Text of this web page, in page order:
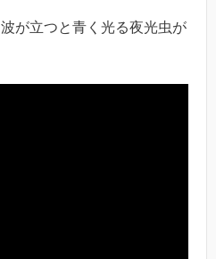
が立つと青く光る夜光虫が